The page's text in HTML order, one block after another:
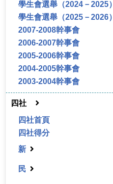
學生會選舉（2024－2025）
學生會選舉（2025－2026）
2007-2008幹事會
2006-2007幹事會
2005-2006幹事會
2004-2005幹事會
2003-2004幹事會
四社
四社首頁
四社得分
新
民